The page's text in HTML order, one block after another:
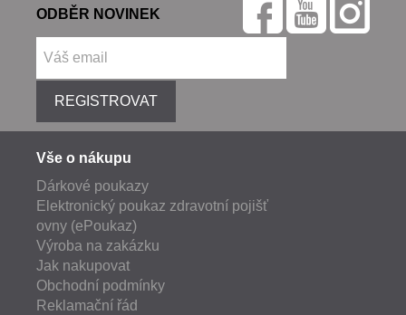
ODBĚR NOVINEK
REGISTROVAT
Vše o nákupu
Dárkové poukazy
Elektronický poukaz zdravotní pojišť
ovny (ePoukaz)
Výroba na zakázku
Jak nakupovat
Obchodní podmínky
Reklamační řád